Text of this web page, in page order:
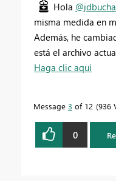
Hola
misma medida en
Además, he
está el archivo
Haga clic aquí
Message 3 of 12 936
0